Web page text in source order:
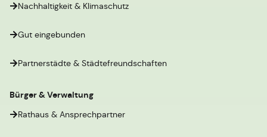
Nachhaltigkeit & Klimaschutz
Gut eingebunden
Partnerstädte & Städtefreundschaften
Bürger & Verwaltung
Rathaus & Ansprechpartner